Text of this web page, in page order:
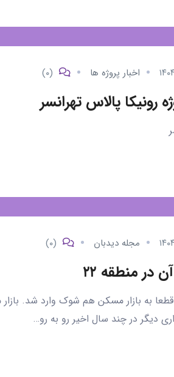
اخبار پروژه ها (۰)
رونیکا پالاس تهرانسر
مجله دیدبان (۰)
منطقه ۲۲
بازار ها قطعا به بازار مسکن هم شوک وارد
دیگر در چند سال اخیر رو به رو…